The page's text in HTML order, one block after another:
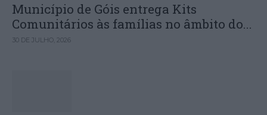
Município de Góis entrega Kits
Comunitários às famílias no âmbito do...
30 DE JULHO, 2026